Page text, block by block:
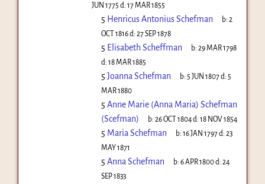
JUN 1775 d: 17 MAR 1855
5 Henricus Antonius Schefman b:2
OCT 1816d: 27 SEP 1878
5 Elisabeth Scheffman b:29 MAR 1798
d: 18 MAR 1885
5 Joanna Schefman b: 5 JUN 1807d: 5
MAR 1880
5 Anne Marie (Anna Maria) Schefman
(Scefman)
b:26 OCT 1804d:18 NOV 1854
5 Maria Schefman b:16 JAN 1797d:23
MAY 1871
5 Anna Schefman b:6 APR 1800d:24
SEP 1833